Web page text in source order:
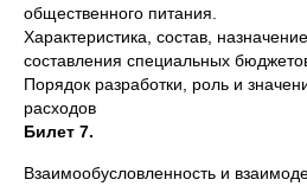
общественного питания.
Характеристика, состав,
составления специальных
Порядок разработки, роль и
расходов
Билет 7.
Взаимообусловленность и